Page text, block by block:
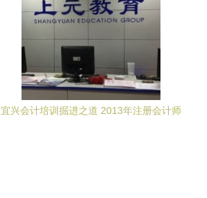
宜兴会计培训掘进之道 2013年注册会计师